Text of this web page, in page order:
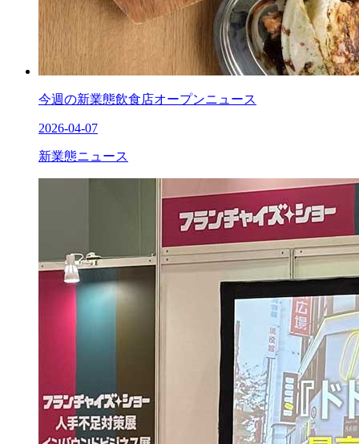
今週の新業態飲食店オープンニュース
2026-04-07
新業態ニュース